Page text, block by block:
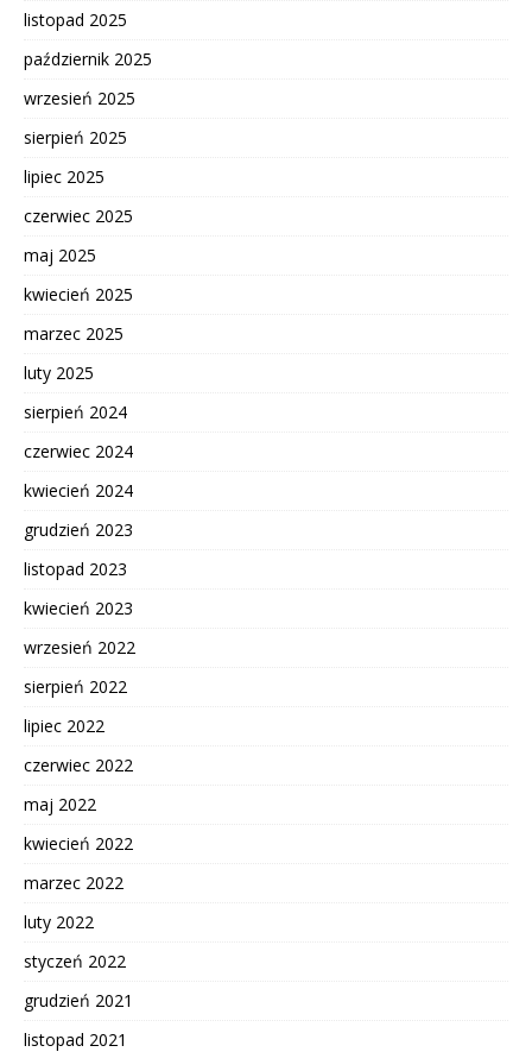
listopad 2025
październik 2025
wrzesień 2025
sierpień 2025
lipiec 2025
czerwiec 2025
maj 2025
kwiecień 2025
marzec 2025
luty 2025
sierpień 2024
czerwiec 2024
kwiecień 2024
grudzień 2023
listopad 2023
kwiecień 2023
wrzesień 2022
sierpień 2022
lipiec 2022
czerwiec 2022
maj 2022
kwiecień 2022
marzec 2022
luty 2022
styczeń 2022
grudzień 2021
listopad 2021